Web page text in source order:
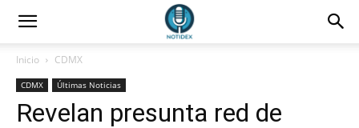
Inicio CDMX
CDMX Últimas Noticias
Revelan presunta red de